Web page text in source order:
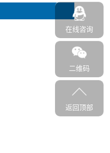
在线咨询
二维码
返回顶部